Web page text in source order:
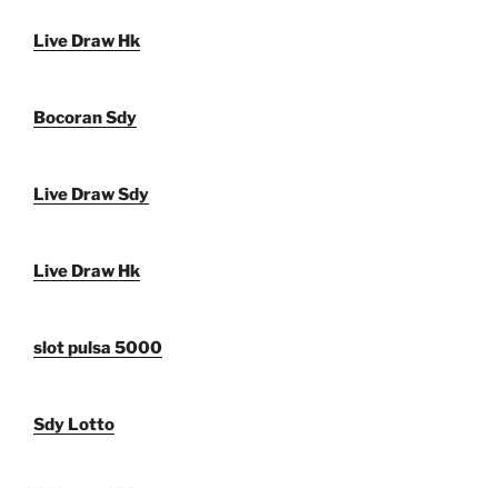
Live Draw Hk
Bocoran Sdy
Live Draw Sdy
Live Draw Hk
slot pulsa 5000
Sdy Lotto